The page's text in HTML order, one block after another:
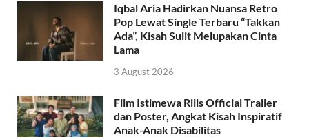
Iqbal Aria Hadirkan Nuansa Retro
Pop Lewat Single Terbaru “Takkan
Ada”, Kisah Sulit Melupakan Cinta
Lama
3 August 2026
Film Istimewa Rilis Official Trailer
dan Poster, Angkat Kisah Inspiratif
Anak-Anak Disabilitas